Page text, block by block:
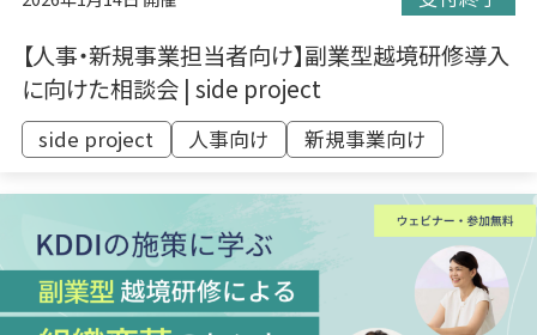
【人事・新規事業担当者向け】副業型越境研修導入
に向けた相談会 | side project
side project 人事向け 新規事業向け